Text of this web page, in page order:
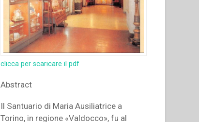
clicca per scaricare il pdf
Abstract
Il Santuario di Maria Ausiliatrice a
Torino, in regione «Valdocco», fu al